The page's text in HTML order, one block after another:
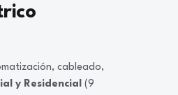
cableado,
y Residencial (9